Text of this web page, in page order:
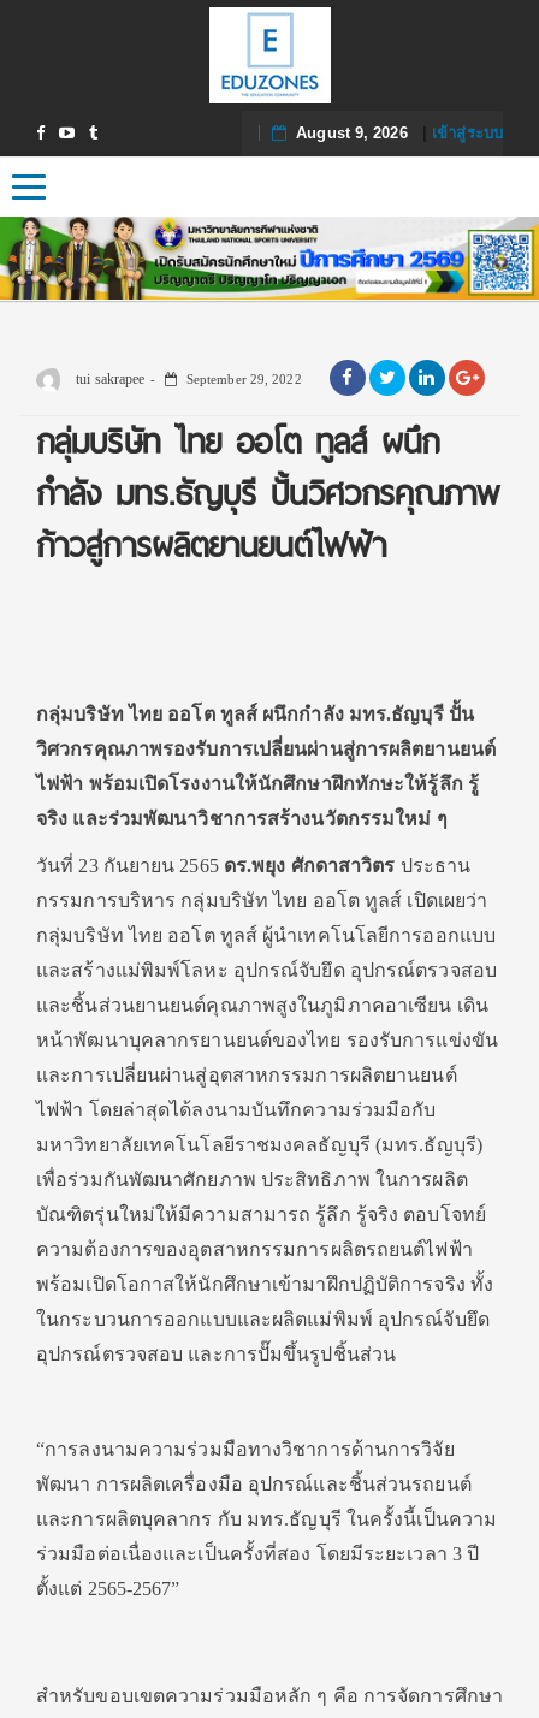
August 9, 2026| เข้าสู่ระบบ
Toggle navigation
tui sakrapee September 29, 2022
กลุ่มบริษัท ไทย ออโต ทูลส์ ผนึก
กำลัง มทร.ธัญบุรี ปั้นวิศวกรคุณภาพ
ก้าวสู่การผลิตยานยนต์ไฟฟ้า
กลุ่มบริษัท ไทย ออโต ทูลส์ ผนึกกำลัง มทร.ธัญบุรี ปั้น
วิศวกรคุณภาพรองรับการเปลี่ยนผ่านสู่การผลิตยานยนต์
ไฟฟ้า พร้อมเปิดโรงงานให้นักศึกษาฝึกทักษะให้รู้ลึก รู้
จริง และร่วมพัฒนาวิชาการสร้างนวัตกรรมใหม่ ๆ
วันที่ 23 กันยายน 2565 ดร.พยุง ศักดาสาวิตร ประธาน
กรรมการบริหาร กลุ่มบริษัท ไทย ออโต ทูลส์ เปิดเผยว่า
กลุ่มบริษัท ไทย ออโต ทูลส์ ผู้นำเทคโนโลยีการออกแบบ
และสร้างแม่พิมพ์โลหะ อุปกรณ์จับยึด อุปกรณ์ตรวจสอบ
และชิ้นส่วนยานยนต์คุณภาพสูงในภูมิภาคอาเซียน เดิน
หน้าพัฒนาบุคลากรยานยนต์ของไทย รองรับการแข่งขัน
และการเปลี่ยนผ่านสู่อุตสาหกรรมการผลิตยานยนต์
ไฟฟ้า โดยล่าสุดได้ลงนามบันทึกความร่วมมือกับ
มหาวิทยาลัยเทคโนโลยีราชมงคลธัญบุรี (มทร.ธัญบุรี)
เพื่อร่วมกันพัฒนาศักยภาพ ประสิทธิภาพ ในการผลิต
บัณฑิตรุ่นใหม่ให้มีความสามารถ รู้ลึก รู้จริง ตอบโจทย์
ความต้องการของอุตสาหกรรมการผลิตรถยนต์ไฟฟ้า
พร้อมเปิดโอกาสให้นักศึกษาเข้ามาฝึกปฏิบัติการจริง ทั้ง
ในกระบวนการออกแบบและผลิตแม่พิมพ์ อุปกรณ์จับยึด
อุปกรณ์ตรวจสอบ และการปั๊มขึ้นรูปชิ้นส่วน
“การลงนามความร่วมมือทางวิชาการด้านการวิจัย
พัฒนา การผลิตเครื่องมือ อุปกรณ์และชิ้นส่วนรถยนต์
และการผลิตบุคลากร กับ มทร.ธัญบุรี ในครั้งนี้เป็นความ
ร่วมมือต่อเนื่องและเป็นครั้งที่สอง โดยมีระยะเวลา 3 ปี
ตั้งแต่ 2565-2567”
สำหรับขอบเขตความร่วมมือหลัก ๆ คือ การจัดการศึกษา